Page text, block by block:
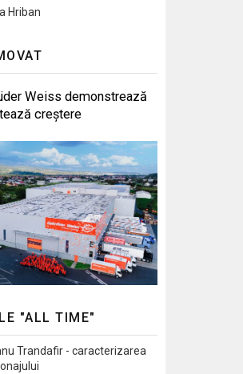
Hriban
Weiss demonstrează
creștere
"ALL TIME"
Trandafir - caracterizarea